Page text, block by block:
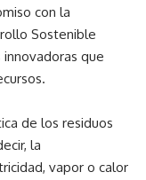
con la
Sostenible
que
de los residuos
la
vapor o calor